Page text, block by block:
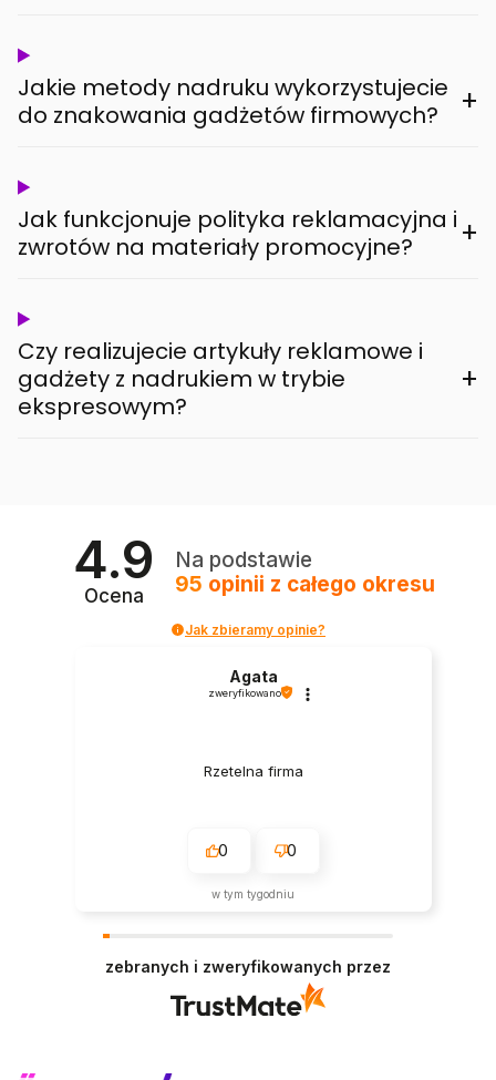
Jakie metody nadruku wykorzystujecie
do znakowania gadżetów firmowych?
+
Jak funkcjonuje polityka reklamacyjna i
zwrotów na materiały promocyjne?
+
Czy realizujecie artykuły reklamowe i
gadżety z nadrukiem w trybie
ekspresowym?
+
4.9
Ocena
Na podstawie
95 opinii z całego okresu
Jak zbieramy opinie?
Agata
zweryfikowano
Rzetelna firma
0 0
w tym tygodniu
zebranych i zweryfikowanych przez